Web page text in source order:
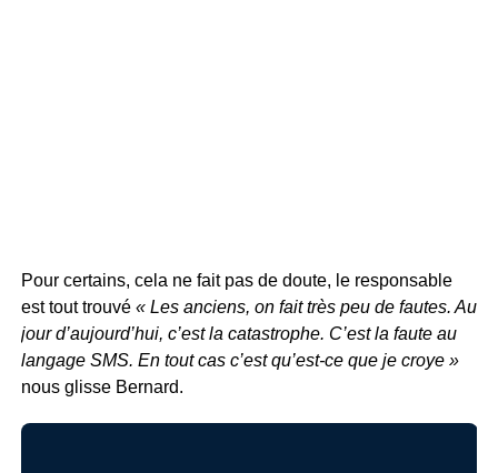
Pour certains, cela ne fait pas de doute, le responsable
est tout trouvé « Les anciens, on fait très peu de fautes. Au
jour d’aujourd’hui, c’est la catastrophe. C’est la faute au
langage SMS. En tout cas c’est qu’est-ce que je croye »
nous glisse Bernard.